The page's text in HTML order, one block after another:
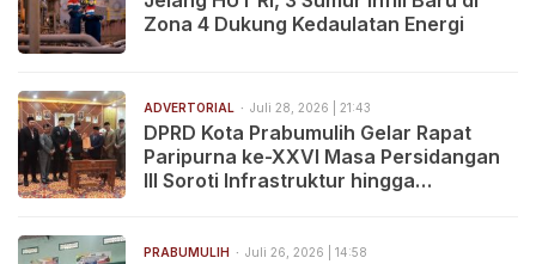
Zona 4 Dukung Kedaulatan Energi
ADVERTORIAL Juli 28, 2026 | 21:43
DPRD Kota Prabumulih Gelar Rapat
Paripurna ke-XXVI Masa Persidangan
III Soroti Infrastruktur hingga
PRABUMULIH Juli 26, 2026 | 14:58